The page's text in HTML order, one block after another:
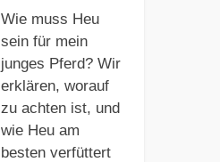
Wie muss Heu
sein für mein
junges Pferd? Wir
erklären, worauf
zu achten ist, und
wie Heu am
besten verfüttert